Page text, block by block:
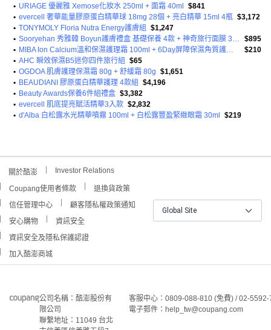
• URIAGE 優麗雅 Xemose化妝水 250ml + 面霜 40ml
$841
• evercell 奢華能量膠原蛋白精華球 18mg 28個 + 亮白精華 15ml 4瓶 $3,172
• TONYMOLY Floria Nutra Energy護膚組
$1,247
•
Sooryehan 秀雅韓 Boyun護膚禮盒 基礎保養 4款 + 神奇旅行面膜 30片組
$895
•
MIBA Ion Calcium溫和保濕護理霜 100ml + 6Day屏障保濕角質護理面膜 20ml 6片組
$210
• AHC 瞬效保濕B5迷你四件旅行組
$65
• OGDOA 肌膚護理保濕霜 80g + 舒緩霜 80g $1,651
• BEAUDIANI 膠原蛋白精華護理 4款組
$4,196
• Beauty Awards保養6件組禮盒 $3,382
• evercell 肌底提亮賦活精華3入款 $2,832
• d'Alba 白松露水光精華噴霧 100ml + 白松露豐盈緊緻眼霜 30ml $219
關於酷澎 Investor Relations
Coupang使用者條款
退換貨政策
信任管理中心
顧客隱私權政策通知
安心購物
資訊安全
資訊安全及隱私保護認證
加入酷澎商城
Global Site
公司名稱：酷澎股份有
限公司
聯繫地址：11049 台北
客服中心：0809-088-810 (免費) / 02-
電子郵件：help_tw@coupang.com